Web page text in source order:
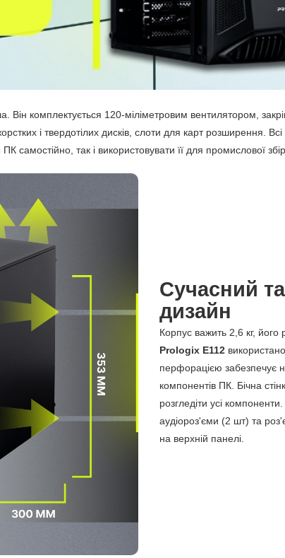
Він комплектується 120-міліметровим вентилятором,
і твердотілих дисків, слоти для карт розширення.
так і використовувати її для промислової
Сучасний
дизайн
Корпус важить 2,6 кг,
Prologix E112
перфорацією забезпечує
компонентів ПК. Бічна
розгледіти усі
аудіороз'єми (2 шт) та
на верхній панелі.